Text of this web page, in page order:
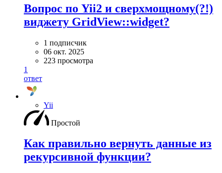
Вопрос по Yii2 и сверхмощному(?!)
виджету GridView::widget?
1 подписчик
06 окт. 2025
223 просмотра
1
ответ
Yii
Простой
Как правильно вернуть данные из
рекурсивной функции?